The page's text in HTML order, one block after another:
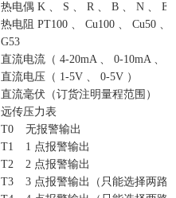
热电偶 K 、 S 、 R 、 B 、 N 、 E
热电阻 PT100 、 Cu100 、 Cu50
G53
直流电流（ 4-20mA 、 0-10mA 、
直流电压（ 1-5V 、 0-5V ）
直流毫伏（订货注明量程范围）
远传压力表
T0
无报警输出
T1
1 点报警输出
T2
2 点报警输出
T3
3 点报警输出（只能选择两路